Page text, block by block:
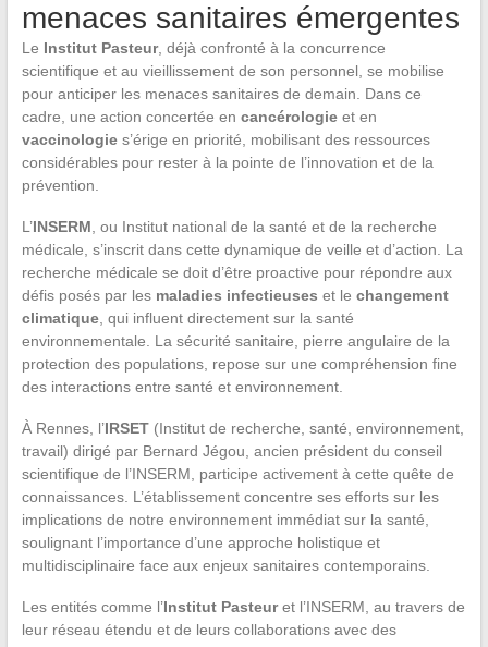
menaces sanitaires émergentes
Le Institut Pasteur, déjà confronté à la concurrence
scientifique et au vieillissement de son personnel, se mobilise
pour anticiper les menaces sanitaires de demain. Dans ce
cadre, une action concertée en cancérologieet en
vaccinologies’érige en priorité, mobilisant des ressources
considérables pour rester à la pointe de l’innovation et de la
prévention.
L’INSERM, ou Institut national de la santé et de la recherche
médicale, s’inscrit dans cette dynamique de veille et d’action. La
recherche médicale se doit d’être proactive pour répondre aux
défis posés par les maladies infectieuses et le changement
climatique, qui influent directement sur la santé
environnementale. La sécurité sanitaire, pierre angulaire de la
protection des populations, repose sur une compréhension fine
des interactions entre santé et environnement.
À Rennes, l’IRSET(Institut de recherche, santé, environnement,
travail) dirigé par Bernard Jégou, ancien président du conseil
scientifique de l’INSERM, participe activement à cette quête de
connaissances. L’établissement concentre ses efforts sur les
implications de notre environnement immédiat sur la santé,
soulignant l’importance d’une approche holistique et
multidisciplinaire face aux enjeux sanitaires contemporains.
Les entités comme l’Institut Pasteuret l’INSERM, au travers de
leur réseau étendu et de leurs collaborations avec des